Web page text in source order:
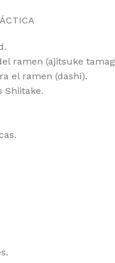
ramen (ajitsuke
el ramen (dashi).
Shiitake.